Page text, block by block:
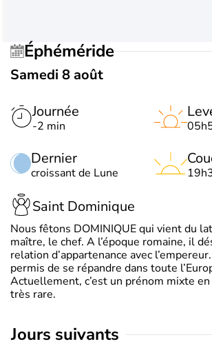
Éphéméride
Samedi 8 août
Journée
-2 min
Dernier
croissant de Lune
Saint Dominique
Nous fêtons DOMINIQUE qui vient du
maître, le chef. A l’époque romaine, il
relation d’appartenance avec
permis de se répandre dans toute
Actuellement, c’est un prénom mixte
très rare.
jours suivants